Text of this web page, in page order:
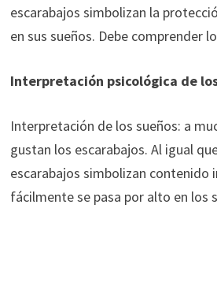
escarabajos simbolizan la
en sus sueños. Debe comprender
Interpretación psicológica de
Interpretación de los sueños: a
gustan los escarabajos. Al igual
escarabajos simbolizan contenido
fácilmente se pasa por alto en los